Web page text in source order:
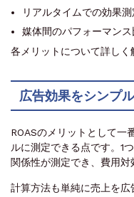
リアルタイムでの効果
媒体間のパフォーマン
各メリットについて詳しく
広告効果をシンプ
ROASのメリットとして一
ルに測定できる点です。1
関係性が測定でき、費用対
計算方法も単純に売上を広